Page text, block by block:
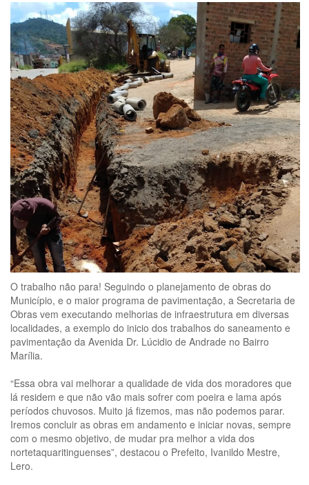
O trabalho não para! Seguindo o planejamento de obras do
Município, e o maior programa de pavimentação, a Secretaria de
Obras vem executando melhorias de infraestrutura em diversas
localidades, a exemplo do inicio dos trabalhos do saneamento e
pavimentação da Avenida Dr. Lúcidio de Andrade no Bairro
Marília.
“Essa obra vai melhorar a qualidade de vida dos moradores que
lá residem e que não vão mais sofrer com poeira e lama após
períodos chuvosos. Muito já fizemos, mas não podemos parar.
Iremos concluir as obras em andamento e iniciar novas, sempre
com o mesmo objetivo, de mudar pra melhor a vida dos
nortetaquaritinguenses”, destacou o Prefeito, Ivanildo Mestre,
Lero.